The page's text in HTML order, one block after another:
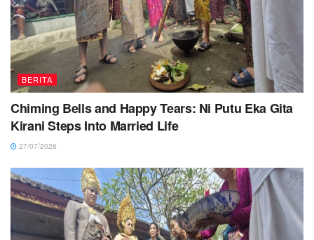
BERITA
Chiming Bells and Happy Tears: Ni Putu Eka Gita
Kirani Steps Into Married Life
27/07/2026